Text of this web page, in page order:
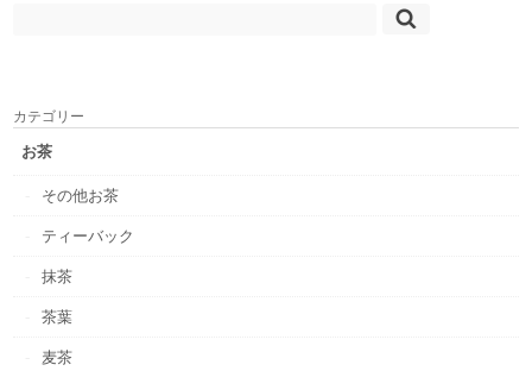
カテゴリー
お茶
その他お茶
ティーバック
抹茶
茶葉
麦茶